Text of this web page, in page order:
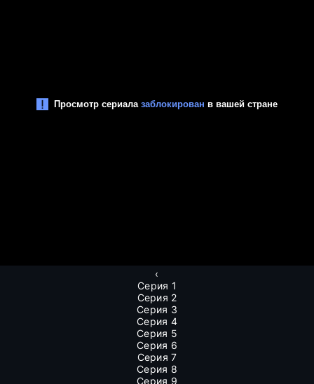
‹
Серия 1
Серия 2
Серия 3
Серия 4
Серия 5
Серия 6
Серия 7
Серия 8
Серия 9